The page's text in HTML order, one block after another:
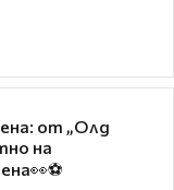
от „Олд
на